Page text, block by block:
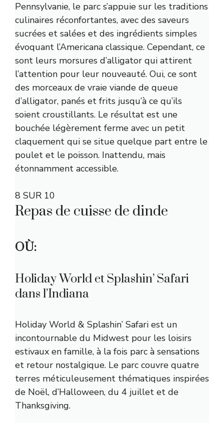
Pennsylvanie, le parc s’appuie sur les traditions
culinaires réconfortantes, avec des saveurs
sucrées et salées et des ingrédients simples
évoquant l’Americana classique. Cependant, ce
sont leurs morsures d’alligator qui attirent
l’attention pour leur nouveauté. Oui, ce sont
des morceaux de vraie viande de queue
d’alligator, panés et frits jusqu’à ce qu’ils
soient croustillants. Le résultat est une
bouchée légèrement ferme avec un petit
claquement qui se situe quelque part entre le
poulet et le poisson. Inattendu, mais
étonnamment accessible.
8 SUR 10
Repas de cuisse de dinde
OÙ:
Holiday World et Splashin’ Safari
dans l’Indiana
Holiday World & Splashin’ Safari est un
incontournable du Midwest pour les loisirs
estivaux en famille, à la fois parc à sensations
et retour nostalgique. Le parc couvre quatre
terres méticuleusement thématiques inspirées
de Noël, d’Halloween, du 4 juillet et de
Thanksgiving.